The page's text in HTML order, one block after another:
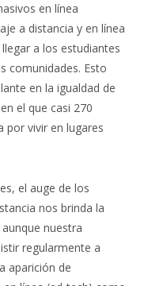
en línea
a distancia y en línea
a los estudiantes
comunidades. Esto
en la igualdad de
el que casi 270
por vivir en lugares
el auge de los
nos brinda la
nuestra
regularmente a
aparición de